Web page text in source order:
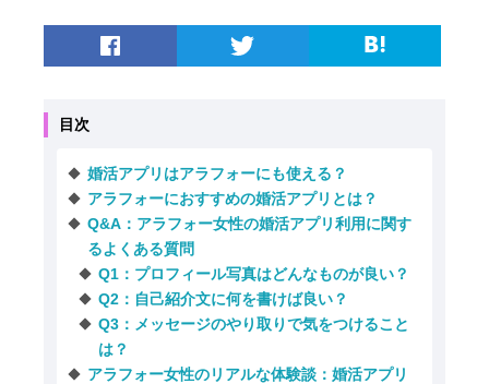
目次
婚活アプリはアラフォーにも使える？
アラフォーにおすすめの婚活アプリとは？
Q&A：アラフォー女性の婚活アプリ利用に関す
るよくある質問
Q1：プロフィール写真はどんなものが良い？
Q2：自己紹介文に何を書けば良い？
Q3：メッセージのやり取りで気をつけること
は？
アラフォー女性のリアルな体験談：婚活アプリ